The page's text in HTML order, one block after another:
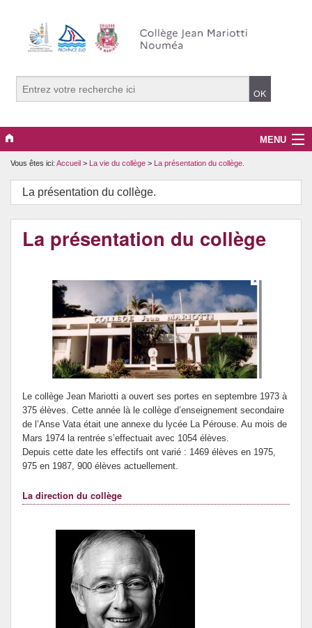
MENU
La vie du collège
PRONOTE
La pédagogie.
Le développement durable.
Le forum santé du collège Mariotti.
Vous êtes ici: Accueil > La vie du collège > La présentation du collège.
La présentation du collège.
La présentation du collège
Le collège Jean Mariotti a ouvert ses portes en septembre 1973 à
375 élèves. Cette année là le collège d’enseignement secondaire
de l’Anse Vata était une annexe du lycée La Pérouse. Au mois de
Mars 1974 la rentrée s’effectuait avec 1054 élèves.
Depuis cette date les effectifs ont varié : 1469 élèves en 1975,
975 en 1987, 900 élèves actuellement.
La direction du collège